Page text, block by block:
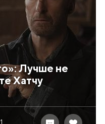
Лучше не
Хатчу